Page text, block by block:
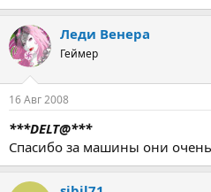
Леди Венера
Геймер
16 Авг 2008
***DELT@***
Спасибо за машины они